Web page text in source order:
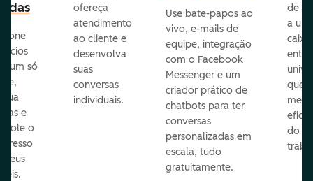
um só
e
o
seus
ofereça
atendimento
ao cliente e
desenvolva
suas
conversas
individuais.
Use bate-papos ao
vivo, e-mails de
equipe, integração
com o Facebook
Messenger e um
criador prático de
chatbots para ter
conversas
personalizadas em
escala, tudo
gratuitamente.
de
a
caixa
que
do